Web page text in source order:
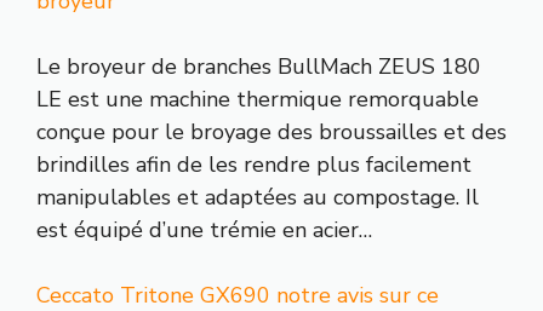
Le broyeur de branches BullMach ZEUS 180
LE est une machine thermique remorquable
conçue pour le broyage des broussailles et des
brindilles afin de les rendre plus facilement
manipulables et adaptées au compostage. Il
est équipé d’une trémie en acier…
Ceccato Tritone GX690 notre avis sur ce